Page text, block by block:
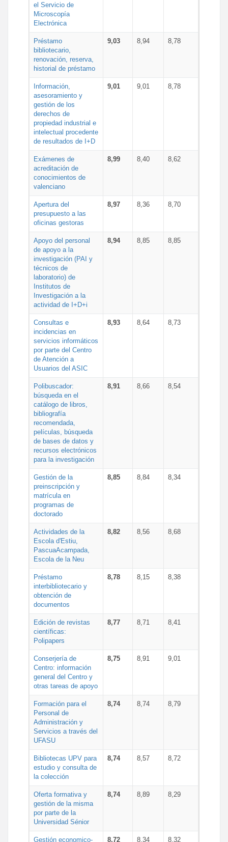
el Servicio de
Microscopía
Electrónica
Préstamo
bibliotecario,
renovación, reserva,
historial de préstamo
9,03 8,94 8,78
Información,
asesoramiento y
gestión de los
derechos de
propiedad industrial e
intelectual procedente
de resultados de I+D
9,01 9,01 8,78
Exámenes de
acreditación de
conocimientos de
valenciano
8,99 8,40 8,62
Apertura del
presupuesto a las
oficinas gestoras
8,97 8,36 8,70
Apoyo del personal
de apoyo a la
investigación (PAI y
técnicos de
laboratorio) de
Institutos de
Investigación a la
actividad de I+D+i
8,94 8,85 8,85
Consultas e
incidencias en
servicios informáticos
por parte del Centro
de Atención a
Usuarios del ASIC
8,93 8,64 8,73
Polibuscador:
búsqueda en el
catálogo de libros,
bibliografía
recomendada,
películas, búsqueda
de bases de datos y
recursos electrónicos
para la investigación
8,91 8,66 8,54
Gestión de la
preinscripción y
matrícula en
programas de
doctorado
8,85 8,84 8,34
Actividades de la
Escola d'Estiu,
PascuaAcampada,
Escola de la Neu
8,82 8,56 8,68
Préstamo
interbibliotecario y
obtención de
documentos
8,78 8,15 8,38
Edición de revistas
científicas:
Polipapers
8,77 8,71 8,41
Conserjería de
Centro: información
general del Centro y
otras tareas de apoyo
8,75 8,91 9,01
Formación para el
Personal de
Administración y
Servicios a través del
UFASU
8,74 8,74 8,79
Bibliotecas UPV para
estudio y consulta de
la colección
8,74 8,57 8,72
Oferta formativa y
gestión de la misma
por parte de la
Universidad Sénior
8,74 8,89 8,29
Gestión economico- 8,72 8,34 8,32